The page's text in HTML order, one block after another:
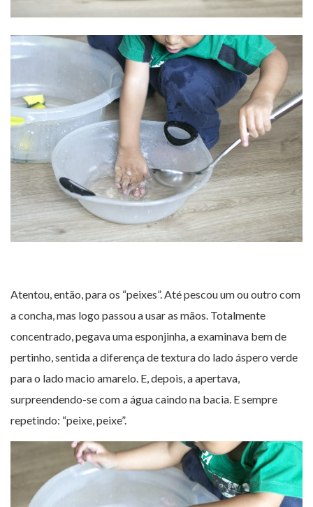
Atentou, então, para os “peixes”. Até pescou um ou outro com
a concha, mas logo passou a usar as mãos. Totalmente
concentrado, pegava uma esponjinha, a examinava bem de
pertinho, sentida a diferença de textura do lado áspero verde
para o lado macio amarelo. E, depois, a apertava,
surpreendendo-se com a água caindo na bacia. E sempre
repetindo: “peixe, peixe”.